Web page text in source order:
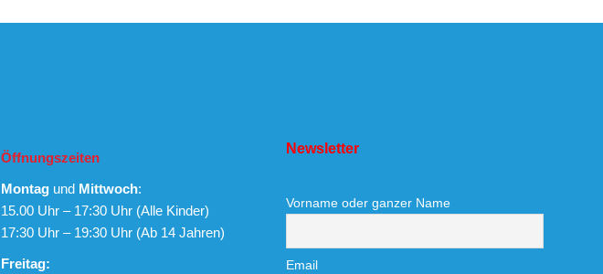
Öffnungszeiten
Montagund Mittwoch:
15.00 Uhr – 17:30 Uhr (Alle Kinder)
17:30 Uhr – 19:30 Uhr (Ab 14 Jahren)
Freitag:
Newsletter
Vorname oder ganzer Name
Email